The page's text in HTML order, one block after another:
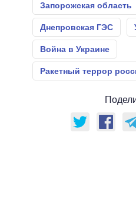
Запорожская область
Днепровская ГЭС
Война в Украине
Ракетный террор